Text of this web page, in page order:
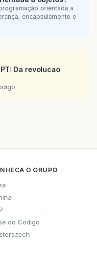
orientada a
encapsulamento e
Da revolucao
O GRUPO
do Codigo